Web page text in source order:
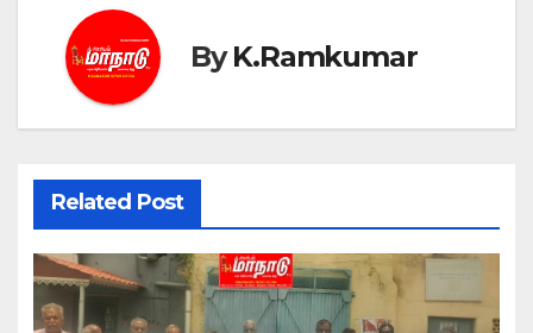
ByK.Ramkumar
Related Post